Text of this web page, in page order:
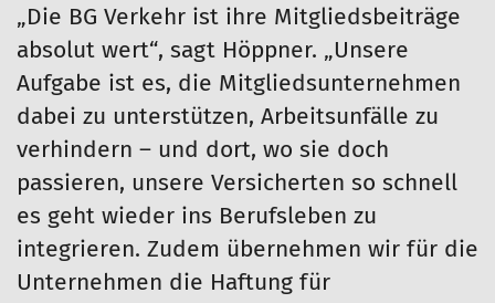
„Die BG Verkehr ist ihre Mitgliedsbeiträge
absolut wert“, sagt Höppner. „Unsere
Aufgabe ist es, die Mitgliedsunternehmen
dabei zu unterstützen, Arbeitsunfälle zu
verhindern – und dort, wo sie doch
passieren, unsere Versicherten so schnell
es geht wieder ins Berufsleben zu
integrieren. Zudem übernehmen wir für die
Unternehmen die Haftung für